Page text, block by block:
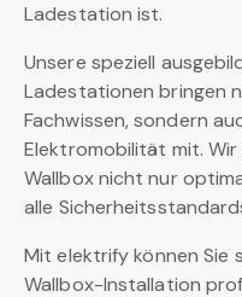
Ladestation ist.
Unsere speziell
Ladestationen bringen
Fachwissen, sondern
Elektromobilität mit.
Wallbox nicht nur
alle
Mit elektrify können Sie
Wallbox-Installation